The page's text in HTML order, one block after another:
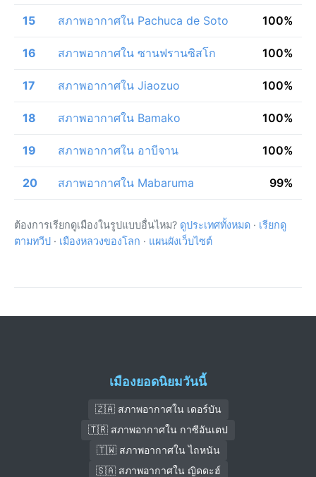
15 สภาพอากาศใน Pachuca de Soto 100%
16 สภาพอากาศใน ซานฟรานซิสโก 100%
17 สภาพอากาศใน Jiaozuo 100%
18 สภาพอากาศใน Bamako 100%
19 สภาพอากาศใน อาบีจาน 100%
20 สภาพอากาศใน Mabaruma 99%
ต้องการเรียกดูเมืองในรูปแบบอื่นไหม? ดูประเทศทั้งหมด · เรียกดู
ตามทวีป · เมืองหลวงของโลก · แผนผังเว็บไซต์
เมืองยอดนิยมวันนี้
🇿🇦 สภาพอากาศใน เดอร์บัน
🇹🇷 สภาพอากาศใน กาซีอันเตป
🇹🇼 สภาพอากาศใน ไถหนัน
🇸🇦 สภาพอากาศใน ญิดดะฮ์